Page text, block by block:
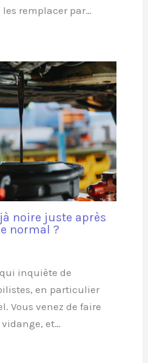
les remplacer par…
noire juste après
normal ?
inquiète de
en particulier
Vous venez de faire
et…